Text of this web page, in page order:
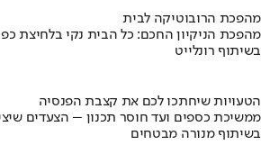
מהפכת הרובוטיקה לבית
מהפכת הניקיון החכם: כל הבית נקי בלחיצת
בשיתוף רונלייט
הטעויות שיחתכו לכם את קצבת הפנסיה
ממשיכת כספים ועד חוסר תכנון – הצעדים
בשיתוף מנורה מבטחים